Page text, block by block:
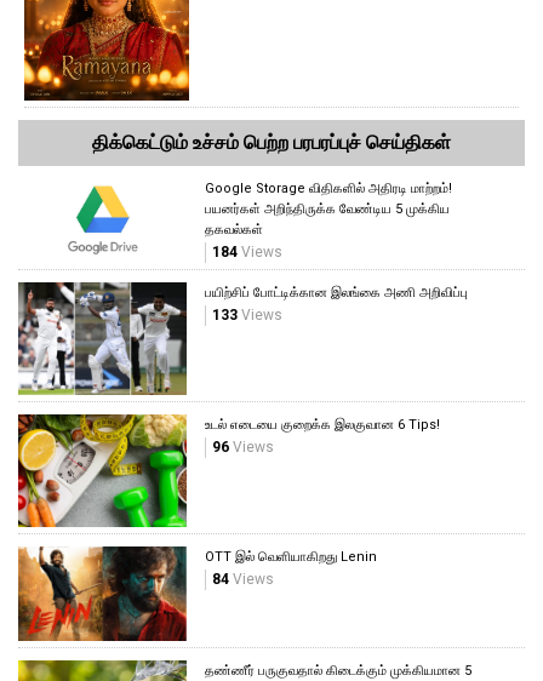
திக்கெட்டும் உச்சம் பெற்ற பரபரப்புச் செய்திகள்
Google Storage விதிகளில் அதிரடி மாற்றம்!
பயனர்கள் அறிந்திருக்க வேண்டிய 5 முக்கிய
தகவல்கள்
184 Views
பயிற்சிப் போட்டிக்கான இலங்கை அணி அறிவிப்பு
133 Views
உடல் எடையை குறைக்க இலகுவான 6 Tips!
96 Views
OTT இல் வெளியாகிறது Lenin
84 Views
தண்ணீர் பருகுவதால் கிடைக்கும் முக்கியமான 5